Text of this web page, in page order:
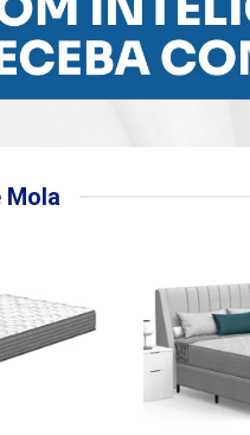
Mola